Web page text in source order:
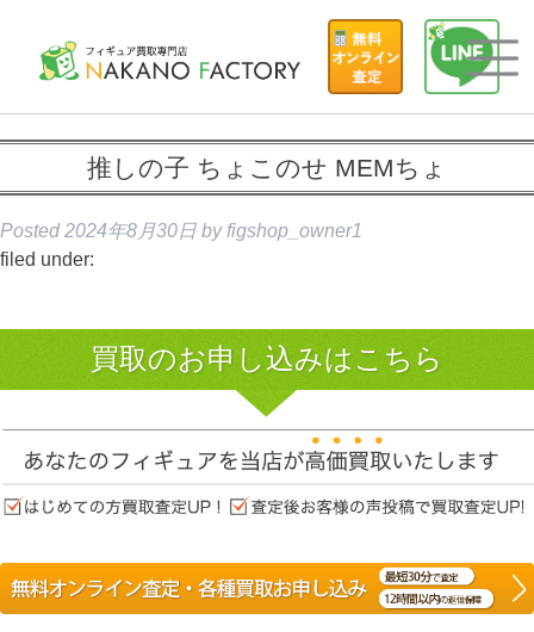
推しの子 ちょこのせ MEMちょ
Posted 2024年8月30日 by figshop_owner1
filed under:
買取のお申し込みはこちら